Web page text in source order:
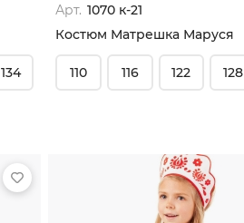
134
Арт. 1070 к-21
Костюм Матрешка Маруся
110 116 122 128